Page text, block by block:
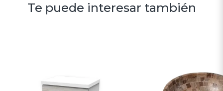
Te puede interesar también